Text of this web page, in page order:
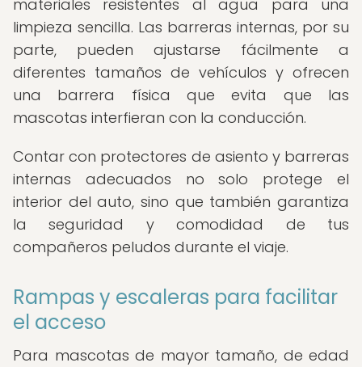
materiales resistentes al agua para una
limpieza sencilla. Las barreras internas, por su
parte, pueden ajustarse fácilmente a
diferentes tamaños de vehículos y ofrecen
una barrera física que evita que las
mascotas interfieran con la conducción.
Contar con protectores de asiento y barreras
internas adecuados no solo protege el
interior del auto, sino que también garantiza
la seguridad y comodidad de tus
compañeros peludos durante el viaje.
Rampas y escaleras para facilitar
el acceso
Para mascotas de mayor tamaño, de edad